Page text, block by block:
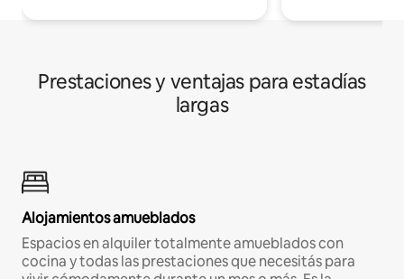
Prestaciones y ventajas para estadías
largas
Alojamientos amueblados
Espacios en alquiler totalmente amueblados con
cocina y todas las prestaciones que necesitás para